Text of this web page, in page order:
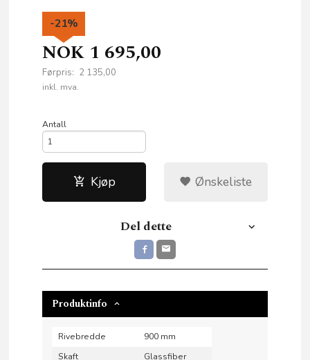
NOK 1 695,00
Førpris: 2 135,00
Rabatt
-21%
inkl. mva.
Antall
Kjøp Ønskeliste
Del dette
Produktinfo
Rivebredde
900 mm
Skaft
Glassfiber